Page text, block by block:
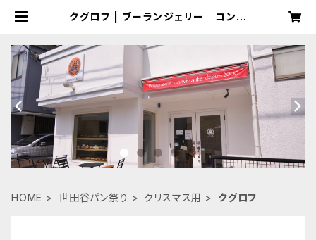
クグロフ | ブーランジェリー コンヴ
HOME 世田谷パン祭り クリスマス用 クグロフ